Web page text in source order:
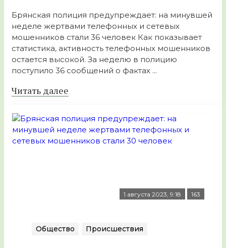
Брянская полиция предупреждает: на минувшей
неделе жертвами телефонных и сетевых
мошенников стали 36 человек Как показывает
статистика, активность телефонных мошенников
остается высокой. За неделю в полицию
поступило 36 сообщений о фактах ...
Читать далее
1 августа 2023, 9:18 163
Общество Происшествия